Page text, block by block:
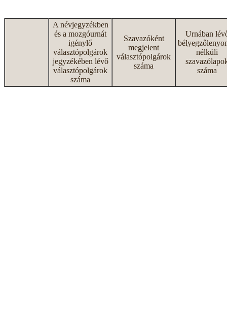
A névjegyzékben
és a mozgóurnát
igénylő
választópolgárok
jegyzékében lévő
választópolgárok
száma
Szavazóként
megjelent
választópolgárok
száma
Urnában
nélküli
száma